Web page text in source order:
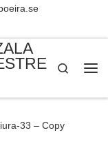
Search
33 – Copy